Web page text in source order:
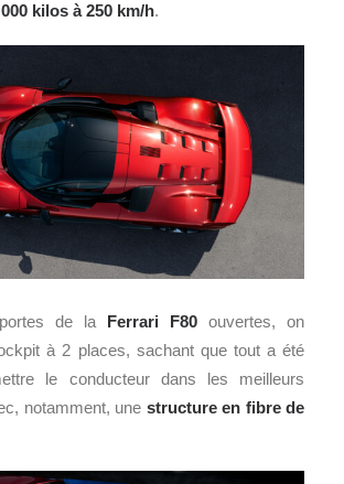
kilos à 250 km/h.
de la Ferrari F80 ouvertes, on
à 2 places, sachant que tout a été
le conducteur dans les meilleurs
notamment, une structure en fibre de